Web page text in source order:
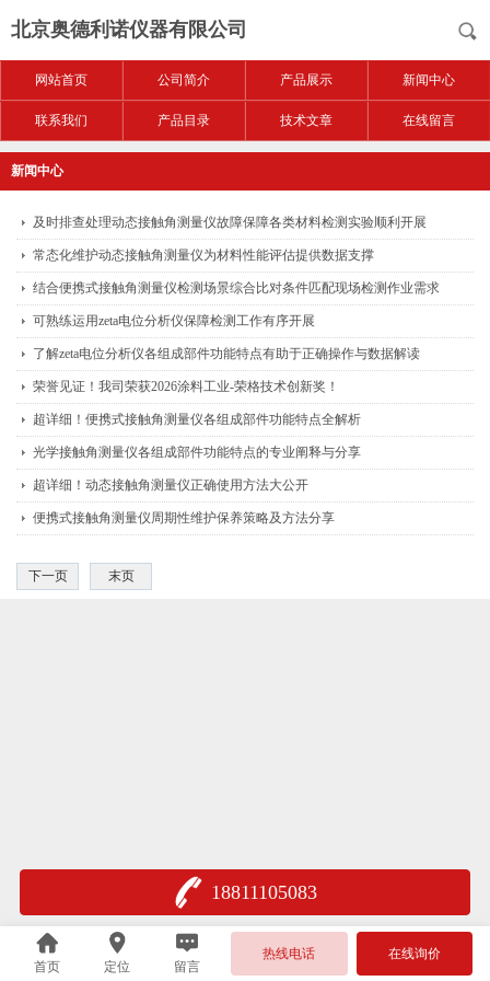
北京奥德利诺仪器有限公司
网站首页 公司简介 产品展示 新闻中心
联系我们 产品目录 技术文章 在线留言
新闻中心
及时排查处理动态接触角测量仪故障保障各类材料检测实验顺利开展
常态化维护动态接触角测量仪为材料性能评估提供数据支撑
结合便携式接触角测量仪检测场景综合比对条件匹配现场检测作业需求
可熟练运用zeta电位分析仪保障检测工作有序开展
了解zeta电位分析仪各组成部件功能特点有助于正确操作与数据解读
荣誉见证！我司荣获2026涂料工业-荣格技术创新奖！
超详细！便携式接触角测量仪各组成部件功能特点全解析
光学接触角测量仪各组成部件功能特点的专业阐释与分享
超详细！动态接触角测量仪正确使用方法大公开
便携式接触角测量仪周期性维护保养策略及方法分享
下一页 末页
18811105083
首页 定位 留言
热线电话 在线询价